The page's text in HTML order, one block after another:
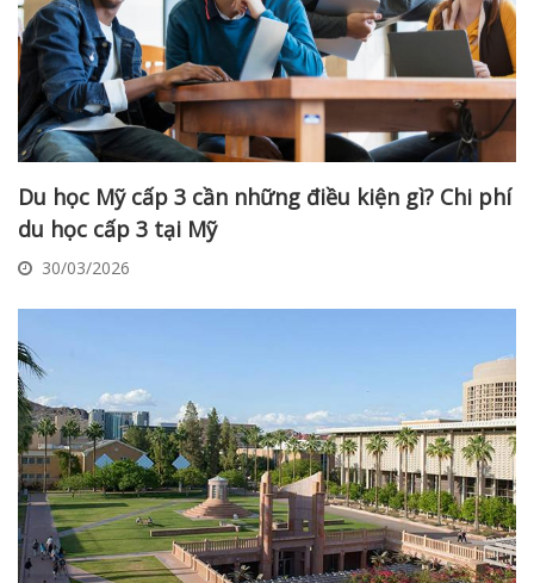
Du học Mỹ cấp 3 cần những điều kiện gì? Chi phí
du học cấp 3 tại Mỹ
30/03/2026